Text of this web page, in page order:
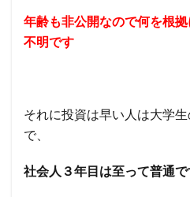
年齢も非公開なので何を根
不明です
それに投資は早い人は大学
で、
社会人３年目は至って普通